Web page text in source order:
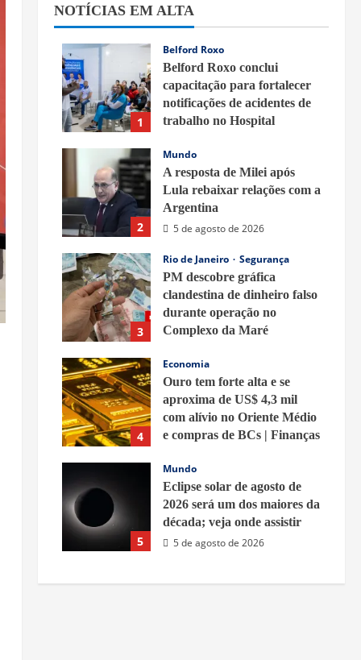
NOTÍCIAS EM ALTA
1
Belford Roxo
Belford Roxo conclui
capacitação para fortalecer
notificações de acidentes de
trabalho no Hospital
Belford Roxo
5 de agosto de 2026
2
Mundo
A resposta de Milei após
Lula rebaixar relações com a
Argentina
5 de agosto de 2026
3
Rio de Janeiro
Segurança
PM descobre gráfica
clandestina de dinheiro falso
durante operação no
Complexo da Maré
4
Economia
Ouro tem forte alta e se
aproxima de US$ 4,3 mil
com alívio no Oriente Médio
e compras de BCs | Finanças
5
Mundo
Eclipse solar de agosto de
2026 será um dos maiores da
década; veja onde assistir
5 de agosto de 2026